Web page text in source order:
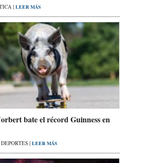
| LEER MÁS
bate el récord Guinness en
DEPORTES | LEER MÁS